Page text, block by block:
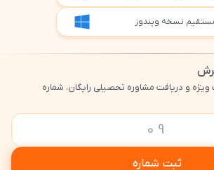
مستقیم نسخه ویندوز
ویژه و دریافت مشاوره تحصیلی رایگان، شماره
ثبت شماره